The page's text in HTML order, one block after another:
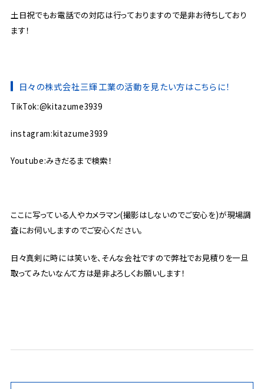
土日祝でもお電話での対応は行っておりますので是非お待ちしており
ます！
日々の株式会社三輝工業の活動を見たい方はこちらに！
TikTok:@kitazume3939
instagram:kitazume3939
Youtube:みきだるまで検索！
ここに写っている人やカメラマン(撮影はしないのでご安心を)が現場調
査にお伺いしますのでご安心ください。
日々真剣に時には笑いを、そんな会社ですので弊社でお見積りを一旦
取ってみたいなんて方は是非よろしくお願いします！